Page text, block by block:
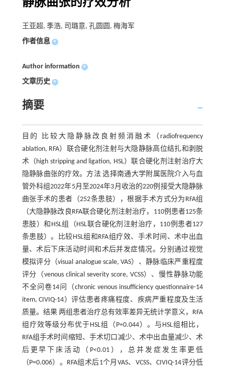
静脉曲张的疗效分析
王亚超, 季浩, 司璐意, 孔圆圆, 梅海军
作者信息 +
Author information +
文章历史 +
摘要
目的 比较大隐静脉改良射频消融术（radiofrequency
ablation, RFA）联合硬化剂注射与大隐静脉高位结扎和剥脱
术（high stripping and ligation, HSL）联合硬化剂注射治疗大
隐静脉曲张的疗效。方法 选择南通大学附属医院介入与血
管外科组2022年5月至2024年3月收治的220例接受大隐静脉
曲张手术的患者（252条患肢），根据手术方式分为RFA组
（大隐静脉改良RFA联合硬化剂注射治疗，110例患者125条
患肢）和HSL组（HSL联合硬化剂注射治疗，110例患者127
条患肢）。比较HSL组和RFA组疗效、手术时间、术中出血
量、术后下床活动时间和术后并发症情况。分别通过视觉
模拟评分（visual analogue scale, VAS）、静脉临床严重程度
评分（venous clinical severity score, VCSS）、慢性静脉功能
不全问卷14问（chronic venous insufficiency questionnaire-14
item, CIVIQ-14）评估患者疼痛程度、疾病严重程度及生活
质量。结果 两组患者治疗总有效率差异无统计学意义，RFA
组疗效等级分布优于HSL组（P=0.044）。与HSL组相比，
RFA组手术时间缩短、手术切口减少、术中出血量减少、术
后更早下床活动（P<0.01），总并发症发生率更低
（P=0.006）。RFA组术后1个月VAS、VCSS、CIVIQ-14评分低